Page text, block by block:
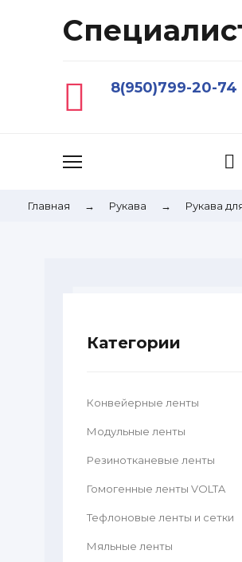
8(950)799-20-74
Главная → Рукава → Рукава
Категории
Конвейерные ленты
Модульные ленты
Резинотканевые ленты
Гомогенные ленты VOLTA
Тефлоновые ленты и сетки
Мяльные ленты